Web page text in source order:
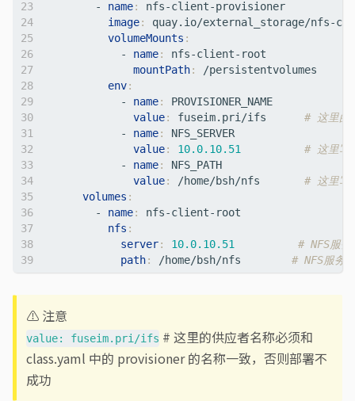
24
26
27
28
29
30
31
34
36
37
38
39
- name:
nfs-client-provisioner
image:
quay.io/external_storage/nfs-
volumeMounts :
- name:
nfs-client-root
mountPath:
/persistentvolumes
env:
- name:
PROVISIONER_NAME
value: fuseim.pri/ifs
# 这里的
- name:
NFS_SERVER
value: 10.0.10.51
# 这里写
- name:
NFS_PATH
value: /home/bsh/nfs
# 这里写
volumes :
- name:
nfs-client-root
nfs :
server: 10.0.10.51
# NFS服
path: /home/bsh/nfs # NFS服务
⚠️ 注意
value: fuseim.pri/ifs # 这里的供应者名称必须和
class.yaml 中的 provisioner 的名称一致，否则部署不
成功